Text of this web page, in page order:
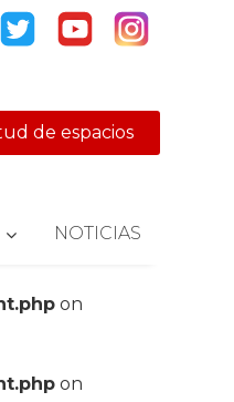
de espacios
NOTICIAS
on
on